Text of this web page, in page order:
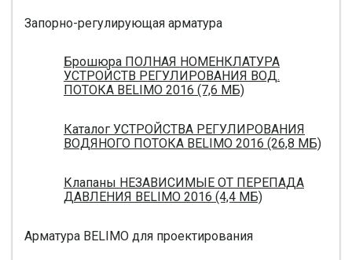
Запорно-регулирующая арматура
Брошюра ПОЛНАЯ НОМЕНКЛАТУРА
УСТРОЙСТВ РЕГУЛИРОВАНИЯ ВОД.
ПОТОКА BELIMO 2016 (7,6 МБ)
Каталог УСТРОЙСТВА РЕГУЛИРОВАНИЯ
ВОДЯНОГО ПОТОКА BELIMO 2016 (26,8 МБ)
Клапаны НЕЗАВИСИМЫЕ ОТ ПЕРЕПАДА
ДАВЛЕНИЯ BELIMO 2016 (4,4 МБ)
Арматура BELIMO для проектирования